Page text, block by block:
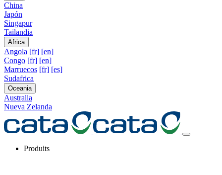
China
Japón
Singapur
Tailandia
Africa
Angola [fr] [en]
Congo [fr] [en]
Marruecos [fr] [es]
Sudafrica
Oceania
Australia
Nueva Zelanda
Produits